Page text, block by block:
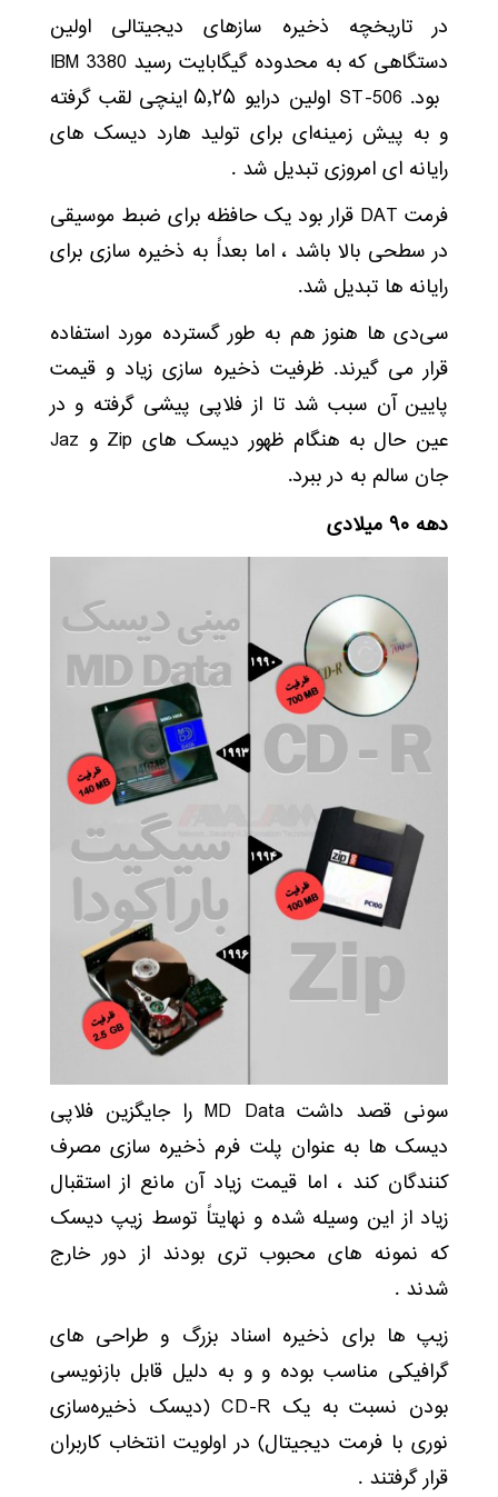
در تاریخچه ذخیره سازهای دیجیتالی اولین
دستگاهی که به محدوده گیگابایت رسید IBM 3380
بود. ST-506 اولین درایو ۵٫۲۵ اینچی لقب گرفته
و به پیش زمینه‌ای برای تولید هارد دیسک های
رایانه ای امروزی تبدیل شد .
فرمت DAT قرار بود یک حافظه برای ضبط موسیقی
در سطحی بالا باشد ، اما بعداً به ذخیره سازی برای
رایانه ها تبدیل شد.
سی‌دی ها هنوز هم به طور گسترده مورد استفاده
قرار می گیرند. ظرفیت ذخیره سازی زیاد و قیمت
پایین آن سبب شد تا از فلاپی پیشی گرفته و در
عین حال به هنگام ظهور دیسک های Zip و Jaz
جان سالم به در ببرد.
دهه ۹۰ میلادی
سونی قصد داشت MD Data را جایگزین فلاپی
دیسک ها به عنوان پلت فرم ذخیره سازی مصرف
کنندگان کند ، اما قیمت زیاد آن مانع از استقبال
زیاد از این وسیله شده و نهایتاً توسط زیپ دیسک
که نمونه های محبوب تری بودند از دور خارج
شدند .
زیپ ها برای ذخیره اسناد بزرگ و طراحی های
گرافیکی مناسب بوده و و به دلیل قابل بازنویسی
بودن نسبت به یک CD-R (دیسک ذخیره‌سازی
نوری با فرمت دیجیتال) در اولویت انتخاب کاربران
قرار گرفتند .